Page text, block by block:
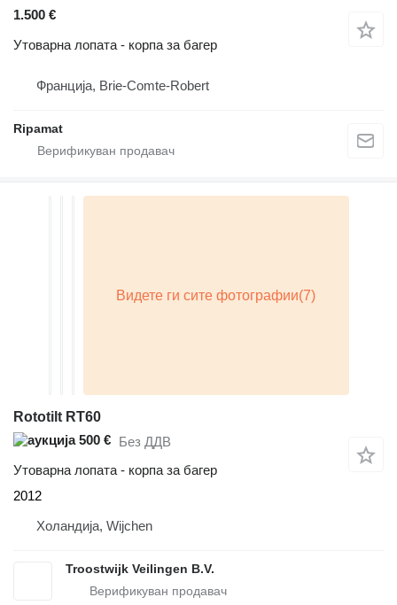
1.500 €
Утоварна лопата - корпа за багер
Франција, Brie-Comte-Robert
Ripamat
Rototilt RT60
500 € Без ДДВ
Утоварна лопата - корпа за багер
2012
Холандија, Wijchen
Troostwijk Veilingen B.V.